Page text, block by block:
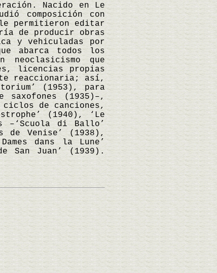
Nacido en Le
composición con
le permitieron editar
de producir obras
y vehiculadas por
abarca todos los
que
licencias propias
reaccionaria; así,
(1953), para
(1935)–,
de canciones,
(1940), ‘Le
–‘Scuola di Ballo’
de Venise’ (1938),
dans la Lune’
San Juan’ (1939).